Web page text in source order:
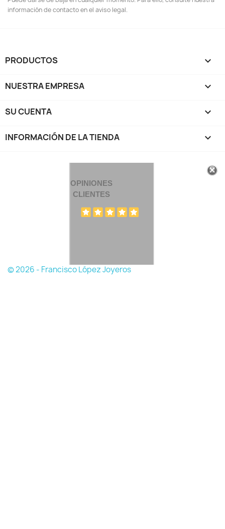
información de contacto en el aviso legal.
PRODUCTOS 
NUESTRA EMPRESA 
SU CUENTA 
INFORMACIÓN DE LA TIENDA keyboard_arrow_down
OPINIONES
CLIENTES
© 2026 - Francisco López Joyeros